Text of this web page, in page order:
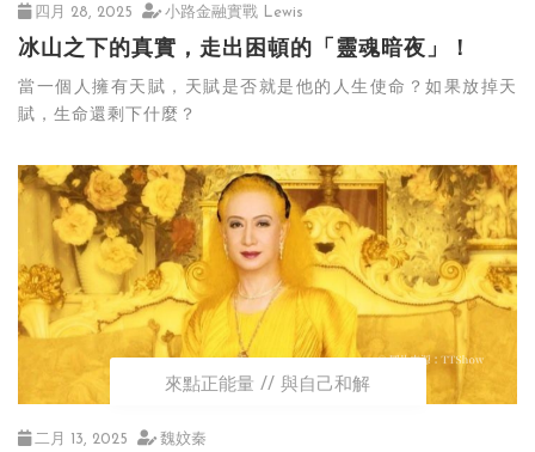
四月 28, 2025 小路金融實戰 Lewis
冰山之下的真實，走出困頓的「靈魂暗夜」！
當一個人擁有天賦，天賦是否就是他的人生使命？如果放掉天
賦，生命還剩下什麼？
來點正能量 與自己和解
二月 13, 2025 魏妏秦